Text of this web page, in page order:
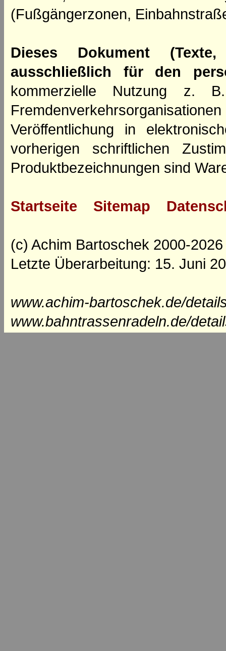
(Fußgängerzonen,
Dieses Dokument
ausschließlich für den
kommerzielle Nutzung z.
Veröffentlichung in
vorherigen schriftlichen
Produktbezeichnungen sind
Startseite Sitemap
(c) Achim Bartoschek 2000-2026
Letzte Überarbeitung: 15. Juni
www.achim-bartoschek.de/
www.bahntrassenradeln.de/